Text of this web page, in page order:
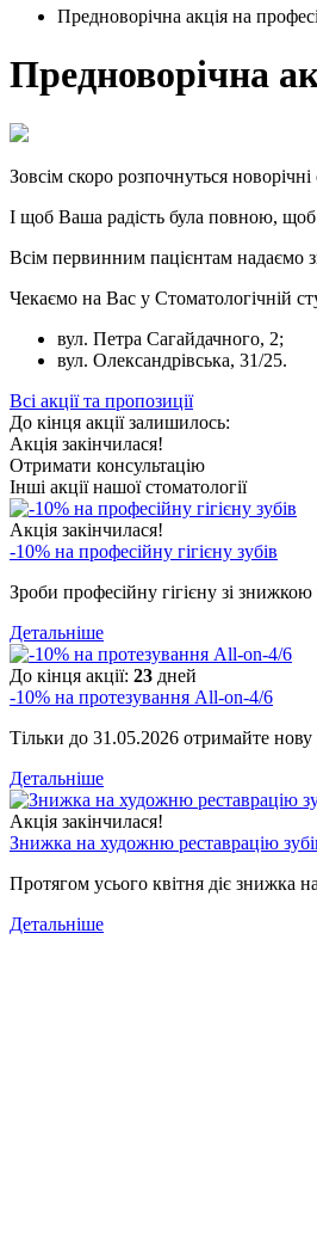
Предноворічна акція на
Предноворічна
Зовсім скоро розпочнуться
І щоб Ваша радість була повною, щоб
Всім первинним пацієнтам надаємо
Чекаємо на Вас у Стоматологічній
вул. Петра Сагайдачного, 2;
вул. Олександрівська, 31/25.
Всі акції та пропозиції
До кінця акції залишилось:
Акція закінчилася!
Отримати консультацію
Інші акції нашої стоматології
Акція закінчилася!
-10% на професійну гігієну зубів
Зроби професійну гігієну зі
Детальніше
До кінця акції: 23 дней
-10% на протезування All-on-4/6
Тільки до 31.05.2026 отримайте
Детальніше
Акція закінчилася!
Знижка на художню реставрацію
Протягом усього квітня діє знижка
Детальніше